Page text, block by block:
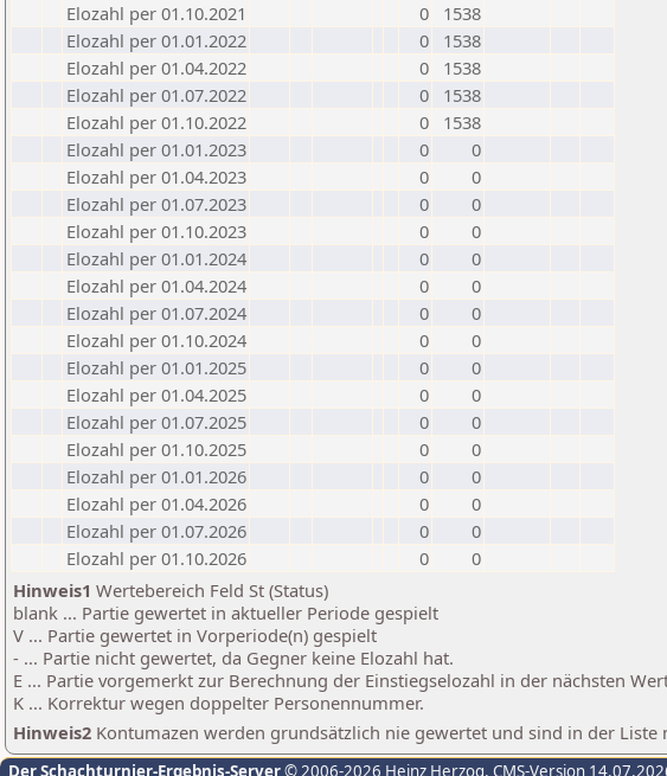
Elozahl per 01.10.2021
0
1538
Elozahl per 01.01.2022
0
1538
Elozahl per 01.04.2022
0
1538
Elozahl per 01.07.2022
0
1538
Elozahl per 01.10.2022
0
1538
Elozahl per 01.01.2023
0
0
Elozahl per 01.04.2023
0
0
Elozahl per 01.07.2023
0
0
Elozahl per 01.10.2023
0
0
Elozahl per 01.01.2024
0
0
Elozahl per 01.04.2024
0
0
Elozahl per 01.07.2024
0
0
Elozahl per 01.10.2024
0
0
Elozahl per 01.01.2025
0
0
Elozahl per 01.04.2025
0
0
Elozahl per 01.07.2025
0
0
Elozahl per 01.10.2025
0
0
Elozahl per 01.01.2026
0
0
Elozahl per 01.04.2026
0
0
Elozahl per 01.07.2026
0
0
Elozahl per 01.10.2026
0
0
Hinweis1 Wertebereich Feld St (Status)
blank ... Partie gewertet in aktueller Periode gespielt
V ... Partie gewertet in Vorperiode(n) gespielt
- ... Partie nicht gewertet, da Gegner keine Elozahl hat.
E ... Partie vorgemerkt zur Berechnung der Einstiegselozahl in der nächsten
K ... Korrektur wegen doppelter Personennummer.
Hinweis2 Kontumazen werden grundsätzlich nie gewertet und sind in der Liste
Der Schachturnier-Ergebnis-Server© 2006-2026 Heinz Herzog, CMS-Version